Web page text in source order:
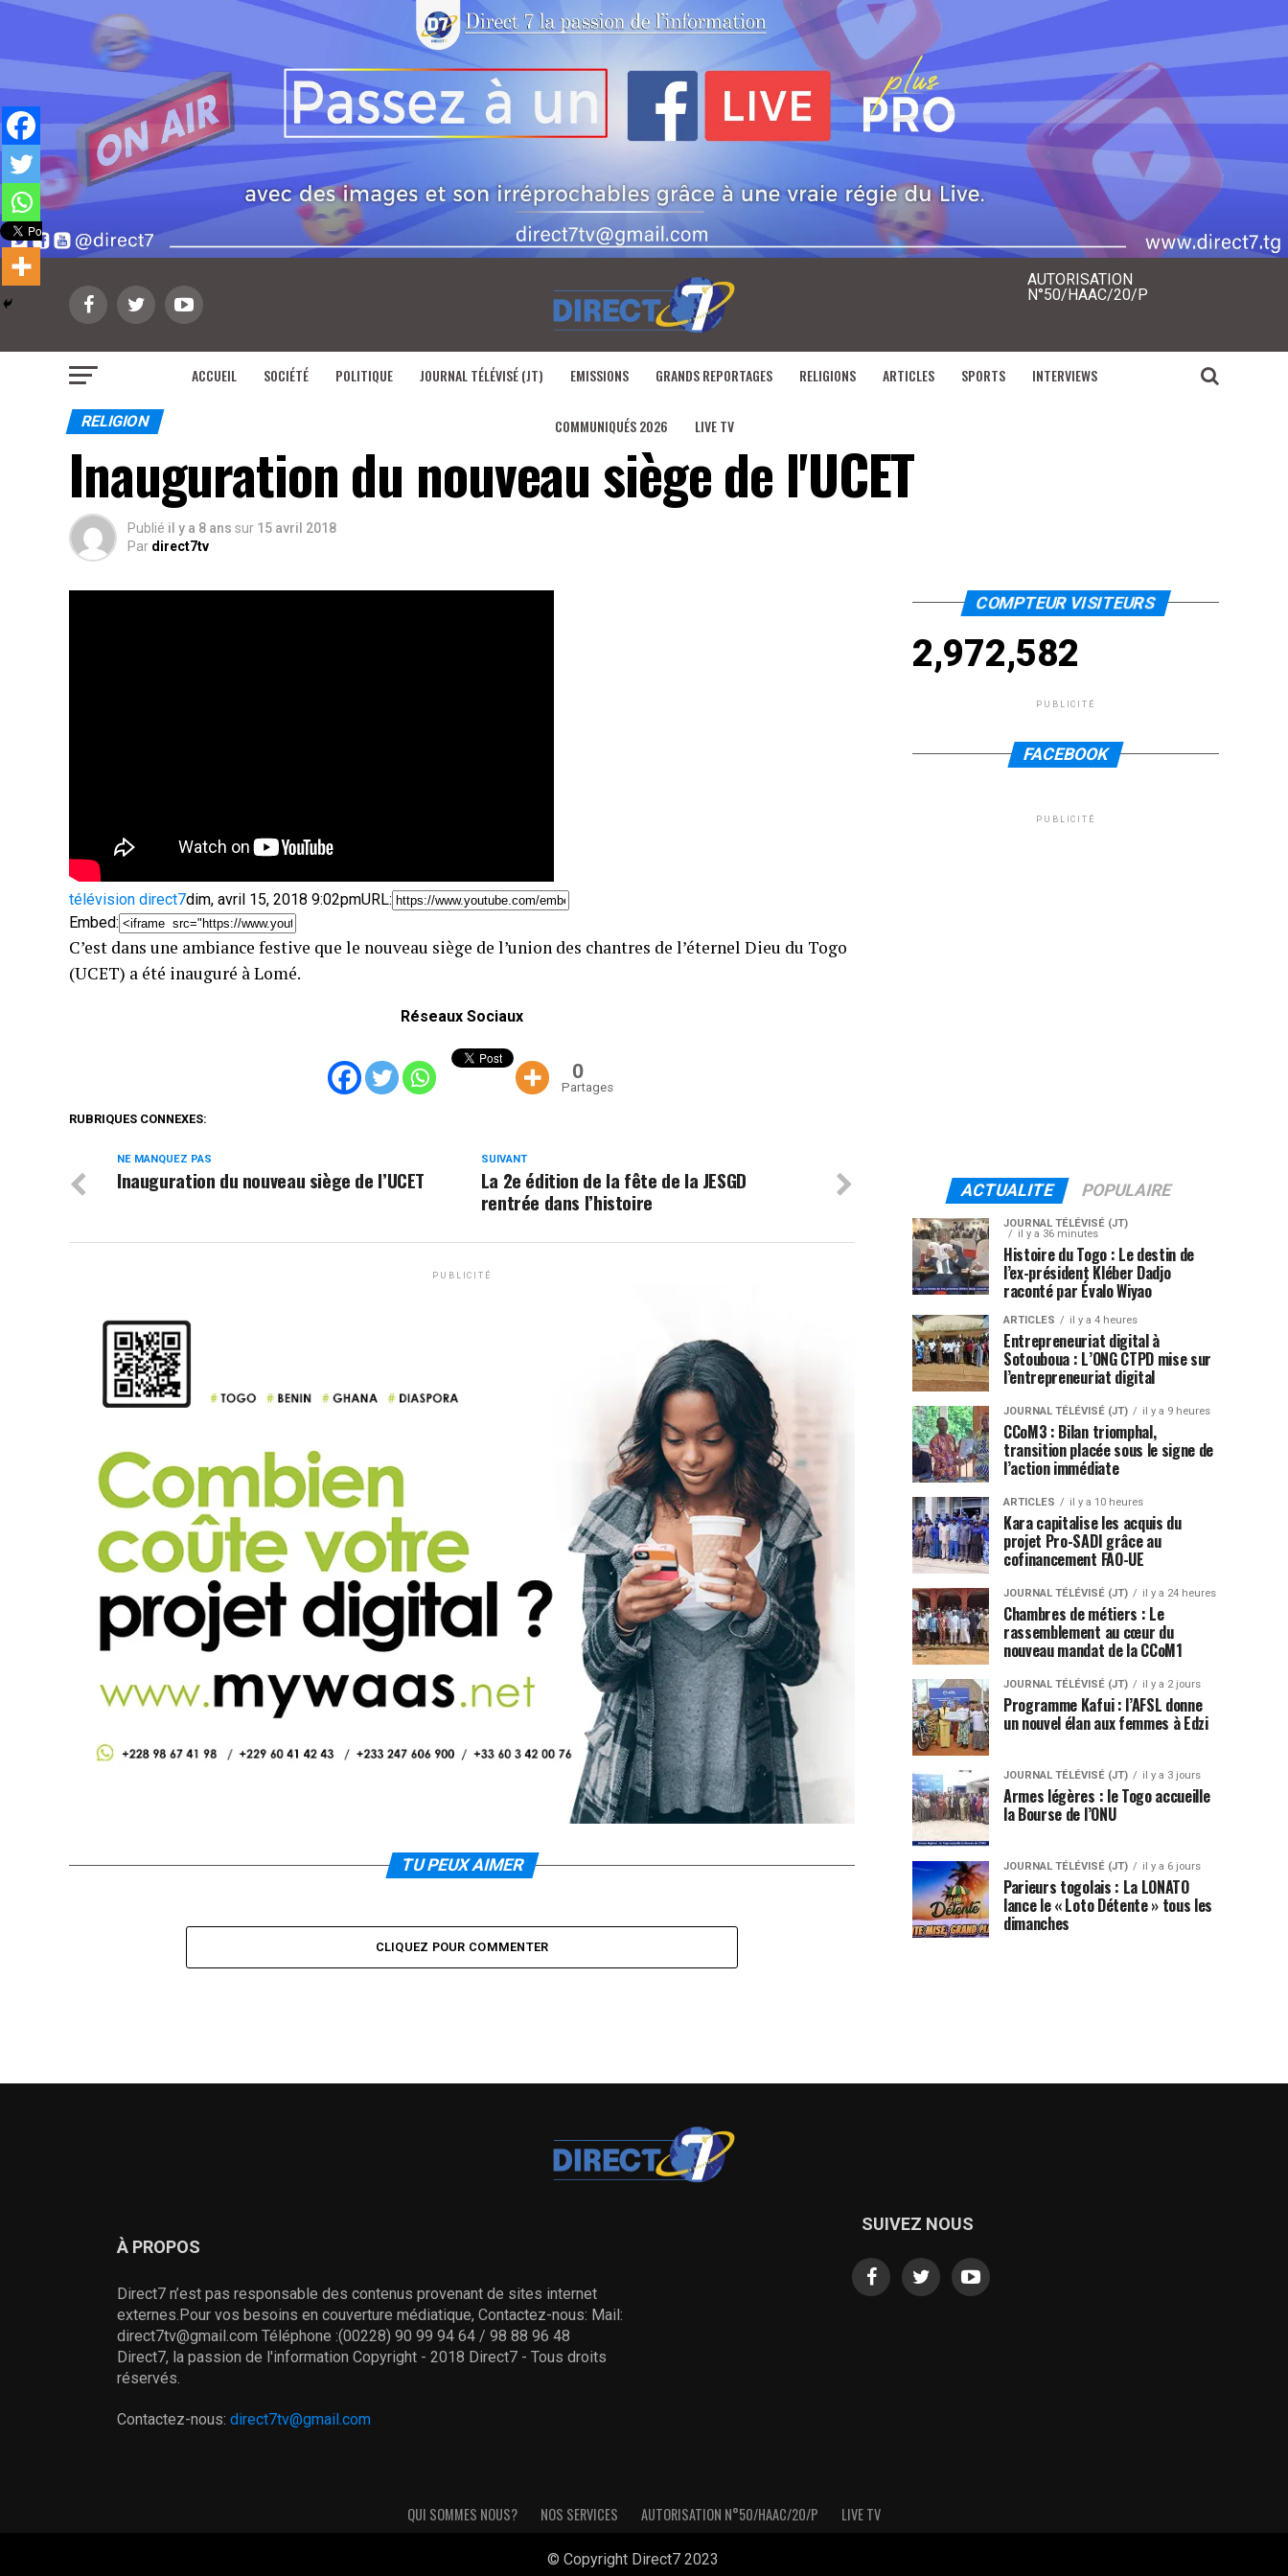
AUTORISATION
N°50/HAAC/20/P
ACCUEIL SOCIÉTÉ POLITIQUE JOURNAL TÉLÉVISÉ (JT) EMISSIONS GRANDS REPORTAGES RELIGIONS ARTICLES SPORTS INTERVIEWS
COMMUNIQUÉS 2026 LIVE TV
RELIGION
Inauguration du nouveau siège de l'UCET
Publié il y a 8 ans sur 15 avril 2018
Par direct7tv
télévision direct7dim, avril 15, 2018 9:02pmURL:
Embed:
C’est dans une ambiance festive que le nouveau siège de l’union des chantres de l’éternel Dieu du Togo
(UCET) a été inauguré à Lomé.
Réseaux Sociaux
0
Partages
RUBRIQUES CONNEXES:
SUIVANT
La 2e édition de la fête de la JESGD
rentrée dans l’histoire
NE MANQUEZ PAS
Inauguration du nouveau siège de l’UCET
PUBLICITÉ
TU PEUX AIMER
CLIQUEZ POUR COMMENTER
COMPTEUR VISITEURS
2,972,582
PUBLICITÉ
FACEBOOK
PUBLICITÉ
ACTUALITE POPULAIRE
JOURNAL TÉLÉVISÉ (JT)
il y a 36 minutes
Histoire du Togo : Le destin de
l’ex-président Kléber Dadjo
raconté par Évalo Wiyao
ARTICLES il y a 4 heures
Entrepreneuriat digital à
Sotouboua : L’ONG CTPD mise sur
l’entrepreneuriat digital
JOURNAL TÉLÉVISÉ (JT) il y a 9 heures
CCoM3 : Bilan triomphal,
transition placée sous le signe de
l’action immédiate
ARTICLES il y a 10 heures
Kara capitalise les acquis du
projet Pro-SADI grâce au
cofinancement FAO-UE
JOURNAL TÉLÉVISÉ (JT) il y a 24 heures
Chambres de métiers : Le
rassemblement au cœur du
nouveau mandat de la CCoM1
JOURNAL TÉLÉVISÉ (JT) il y a 2 jours
Programme Kafui : l’AFSL donne
un nouvel élan aux femmes à Edzi
JOURNAL TÉLÉVISÉ (JT) il y a 3 jours
Armes légères : le Togo accueille
la Bourse de l’ONU
JOURNAL TÉLÉVISÉ (JT) il y a 6 jours
Parieurs togolais : La LONATO
lance le « Loto Détente » tous les
dimanches
À PROPOS
Direct7 n’est pas responsable des contenus provenant de sites internet
externes.Pour vos besoins en couverture médiatique, Contactez-nous: Mail:
direct7tv@gmail.com Téléphone :(00228) 90 99 94 64 / 98 88 96 48
Direct7, la passion de l'information Copyright - 2018 Direct7 - Tous droits
réservés.
Contactez-nous: direct7tv@gmail.com
SUIVEZ NOUS
QUI SOMMES NOUS? NOS SERVICES AUTORISATION N°50/HAAC/20/P LIVE TV
© Copyright Direct7 2023